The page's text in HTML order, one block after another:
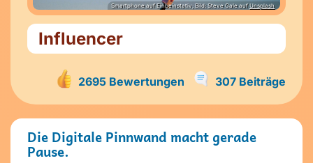
Smartphone auf Einbeinstativ; Bild: Steve Gale aufUnsplash
Influencer
2695 Bewertungen 307 Beiträge
Die Digitale Pinnwand macht gerade
Pause.